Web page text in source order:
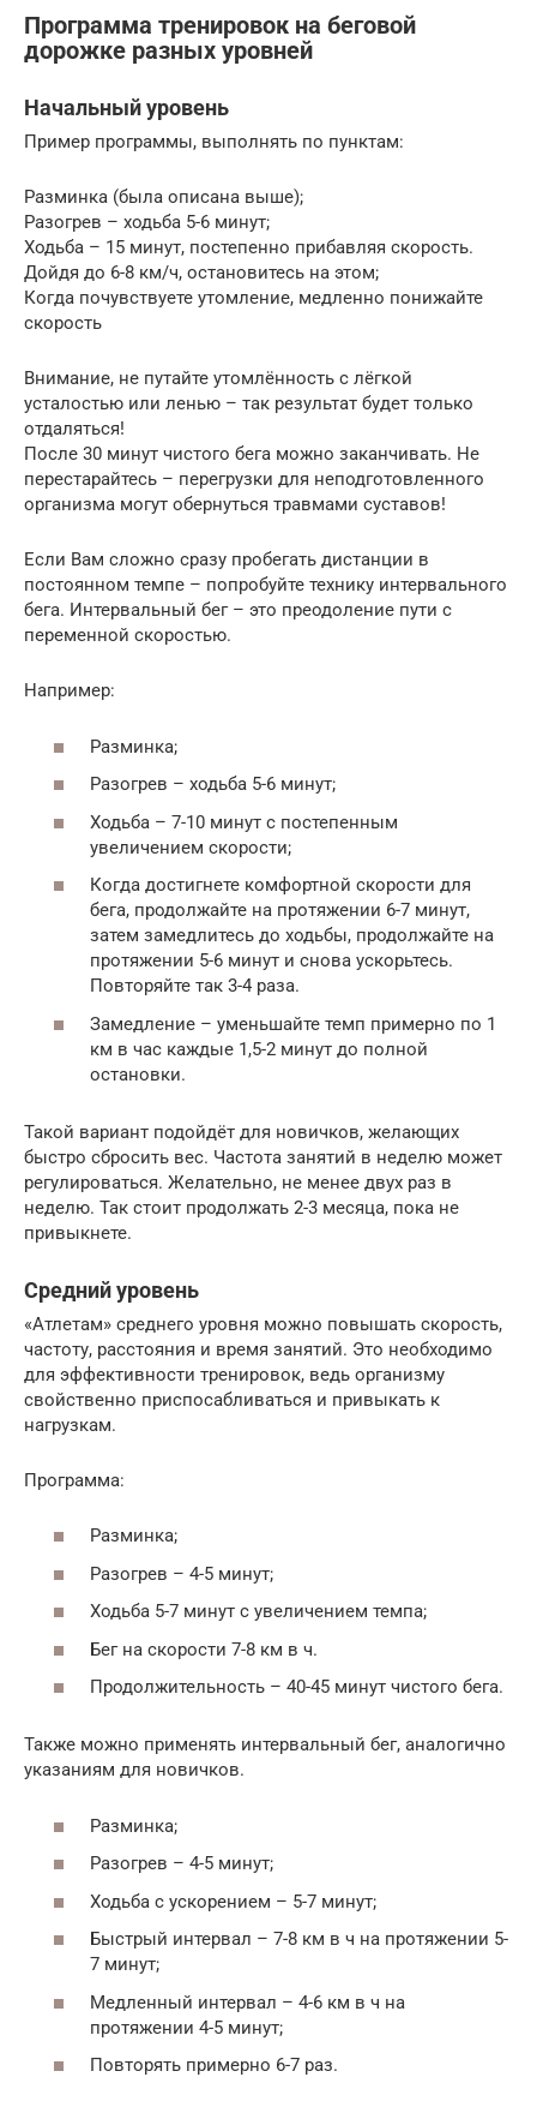
Программа тренировок на беговой
дорожке разных уровней
Начальный уровень
Пример программы, выполнять по пунктам:
Разминка (была описана выше);
Разогрев – ходьба 5-6 минут;
Ходьба – 15 минут, постепенно прибавляя скорость.
Дойдя до 6-8 км/ч, остановитесь на этом;
Когда почувствуете утомление, медленно понижайте
скорость
Внимание, не путайте утомлённость с лёгкой
усталостью или ленью – так результат будет только
отдаляться!
После 30 минут чистого бега можно заканчивать. Не
перестарайтесь – перегрузки для неподготовленного
организма могут обернуться травмами суставов!
Если Вам сложно сразу пробегать дистанции в
постоянном темпе – попробуйте технику интервального
бега. Интервальный бег – это преодоление пути с
переменной скоростью.
Например:
Разминка;
Разогрев – ходьба 5-6 минут;
Ходьба – 7-10 минут с постепенным
увеличением скорости;
Когда достигнете комфортной скорости для
бега, продолжайте на протяжении 6-7 минут,
затем замедлитесь до ходьбы, продолжайте на
протяжении 5-6 минут и снова ускорьтесь.
Повторяйте так 3-4 раза.
Замедление – уменьшайте темп примерно по 1
км в час каждые 1,5-2 минут до полной
остановки.
Такой вариант подойдёт для новичков, желающих
быстро сбросить вес. Частота занятий в неделю может
регулироваться. Желательно, не менее двух раз в
неделю. Так стоит продолжать 2-3 месяца, пока не
привыкнете.
Средний уровень
«Атлетам» среднего уровня можно повышать скорость,
частоту, расстояния и время занятий. Это необходимо
для эффективности тренировок, ведь организму
свойственно приспосабливаться и привыкать к
нагрузкам.
Программа:
Разминка;
Разогрев – 4-5 минут;
Ходьба 5-7 минут с увеличением темпа;
Бег на скорости 7-8 км в ч.
Продолжительность – 40-45 минут чистого бега.
Также можно применять интервальный бег, аналогично
указаниям для новичков.
Разминка;
Разогрев – 4-5 минут;
Ходьба с ускорением – 5-7 минут;
Быстрый интервал – 7-8 км в ч на протяжении 5-
7 минут;
Медленный интервал – 4-6 км в ч на
протяжении 4-5 минут;
Повторять примерно 6-7 раз.